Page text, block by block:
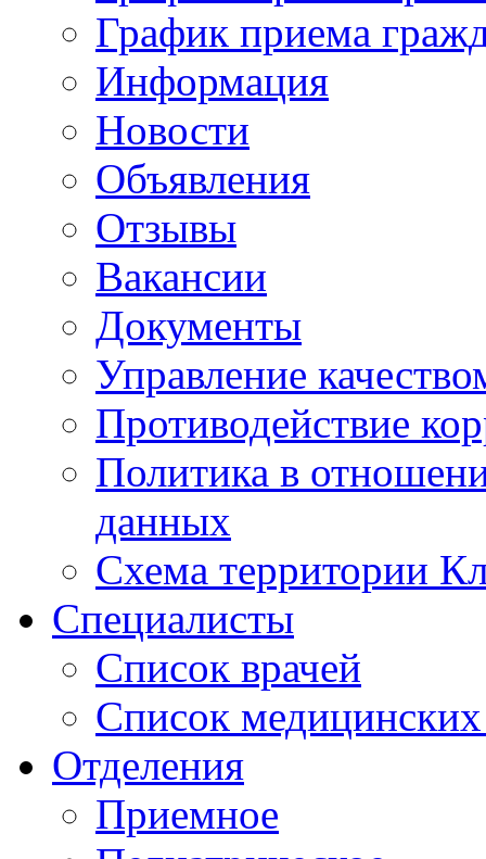
График приема
Информация
Новости
Объявления
Отзывы
Вакансии
Документы
Управление
Противодействие
Политика в
данных
Схема территории
Специалисты
Список врачей
Список медицинских
Отделения
Приемное